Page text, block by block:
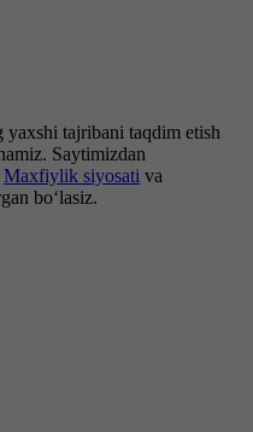
yaxshi tajribani taqdim etish
Saytimizdan
Maxfiylik siyosati va
bo‘lasiz.